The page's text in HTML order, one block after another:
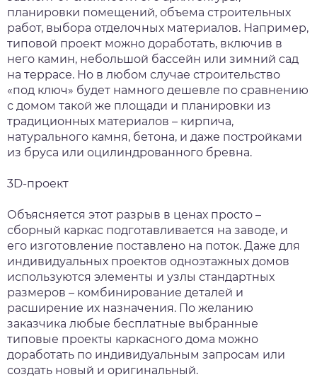
планировки помещений, объема строительных
работ, выбора отделочных материалов. Например,
типовой проект можно доработать, включив в
него камин, небольшой бассейн или зимний сад
на террасе. Но в любом случае строительство
«под ключ» будет намного дешевле по сравнению
с домом такой же площади и планировки из
традиционных материалов – кирпича,
натурального камня, бетона, и даже постройками
из бруса или оцилиндрованного бревна.
3D-проект
Объясняется этот разрыв в ценах просто –
сборный каркас подготавливается на заводе, и
его изготовление поставлено на поток. Даже для
индивидуальных проектов одноэтажных домов
используются элементы и узлы стандартных
размеров – комбинирование деталей и
расширение их назначения. По желанию
заказчика любые бесплатные выбранные
типовые проекты каркасного дома можно
доработать по индивидуальным запросам или
создать новый и оригинальный.